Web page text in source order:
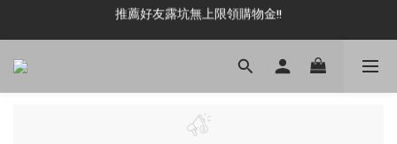
新加入會員即可現領 50元購物金!!
推薦好友露坑無上限領購物金!!